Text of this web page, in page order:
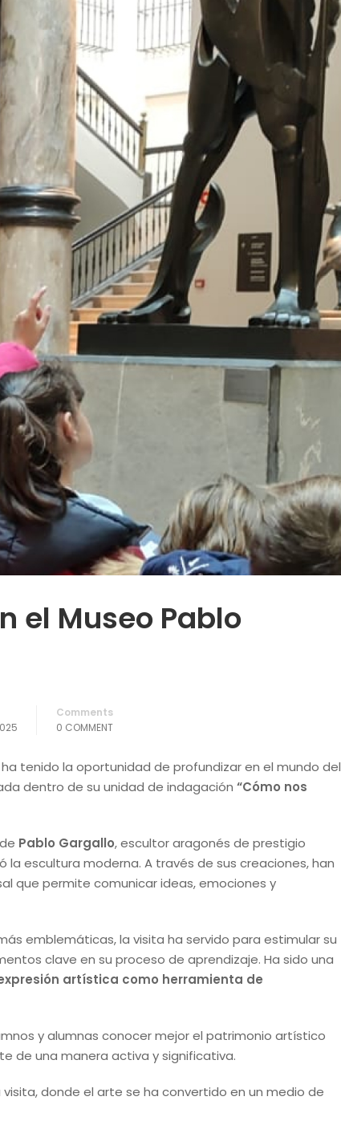
el Museo Pablo
Comments
0 COMMENT
ha tenido la oportunidad de profundizar en el mundo del
dentro de su unidad de indagación “Cómo nos
Pablo Gargallo, escultor aragonés de prestigio
escultura moderna. A través de sus creaciones, han
que permite comunicar ideas, emociones y
emblemáticas, la visita ha servido para estimular su
clave en su proceso de aprendizaje. Ha sido una
artística como herramienta de
y alumnas conocer mejor el patrimonio artístico
de una manera activa y significativa.
donde el arte se ha convertido en un medio de